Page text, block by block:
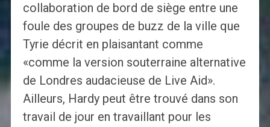
collaboration de bord de siège entre une
foule des groupes de buzz de la ville que
Tyrie décrit en plaisantant comme
«comme la version souterraine alternative
de Londres audacieuse de Live Aid».
Ailleurs, Hardy peut être trouvé dans son
travail de jour en travaillant pour les